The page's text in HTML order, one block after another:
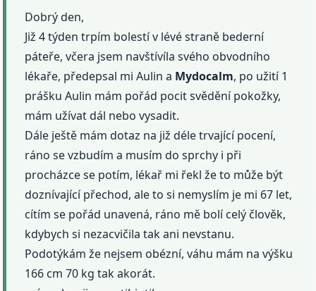
Dobrý den,
Již 4 týden trpím bolestí v lévé straně bederní
páteře, včera jsem navštívíla svého obvodního
lékaře, předepsal mi Aulin a Mydocalm, po užití 1
prášku Aulin mám pořád pocit svědění pokožky,
mám užívat dál nebo vysadit.
Dále ještě mám dotaz na již déle trvající pocení,
ráno se vzbudím a musím do sprchy i při
procházce se potím, lékař mi řekl že to může být
doznívající přechod, ale to si nemyslím je mi 67 let,
cítím se pořád unavená, ráno mě bolí celý člověk,
kdybych si nezacvičila tak ani nevstanu.
Podotýkám že nejsem obézní, váhu mám na výšku
166 cm 70 kg tak akorát.